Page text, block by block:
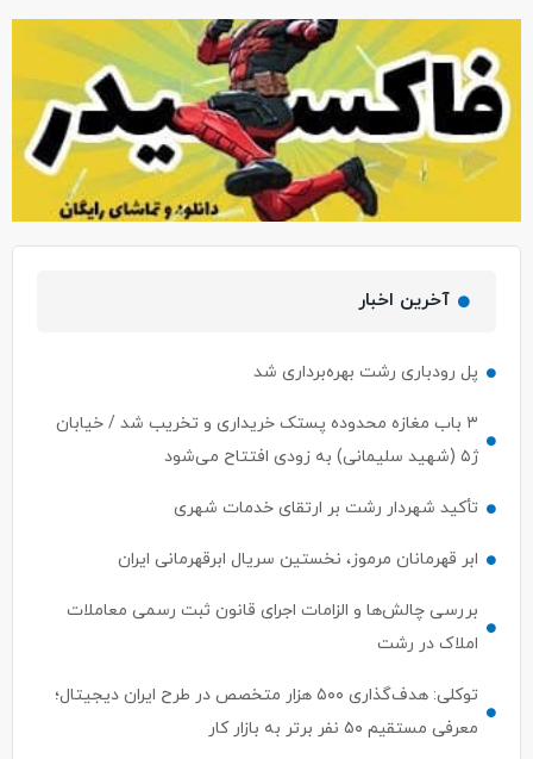
آخرین اخبار
پل رودباری رشت بهره‌برداری شد
۳ باب مغازه محدوده پستک خریداری و تخریب شد / خیابان
ژ۵ (شهید سلیمانی) به زودی افتتاح می‌شود
تأکید شهردار رشت بر ارتقای خدمات شهری
ابر قهرمانان مرموز، نخستین سریال ابرقهرمانی ایران
بررسی چالش‌ها و الزامات اجرای قانون ثبت رسمی معاملات
املاک در رشت
توکلی: هدف‌گذاری ۵۰۰ هزار متخصص در طرح ایران دیجیتال؛
معرفی مستقیم ۵۰ نفر برتر به بازار کار